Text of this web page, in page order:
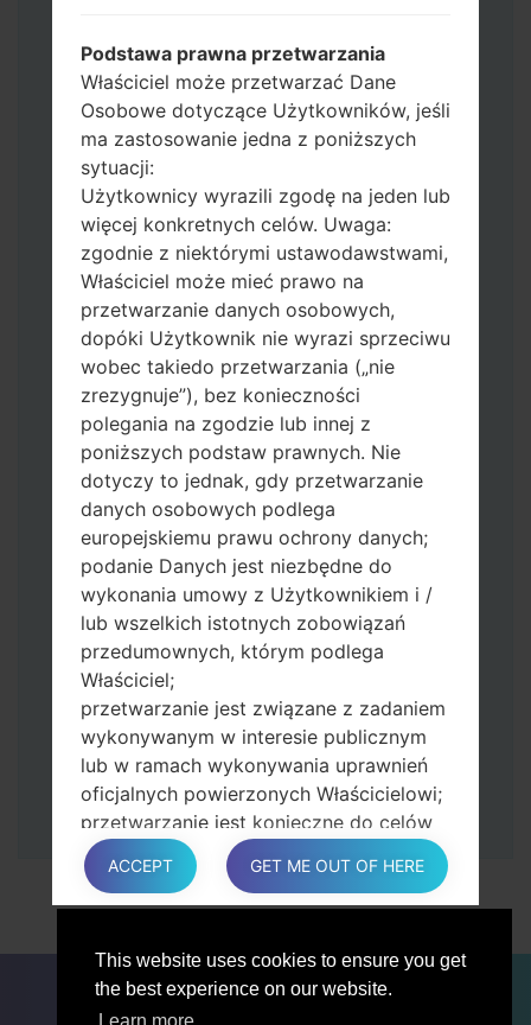
This website uses cookies to ensure you get
the best experience on our website.
zachować wszystkie swoje dane i aplikacje.
Teraz wyłącz swój telefon i przejdź do
trybu pobierania. Jak wykonać wszystkie
metody:
Naciśnij i przytrzymaj klawisz zasilania,
przycisk zwiększania głośności i klawisz
Bixby.
Naciśnij i przytrzymaj klawisze
zwiększania i zmniejszania głośności,
następnie podłącz kabel USB.
Naciśnij i przytrzymaj klawisz zasilania,
przycisk zmniejszania głośności i klawisz
strony domowej.
Podłącz kabel USB, a następnie naciśnij i
przytrzymaj przycisk Bixby i klawisz
zmniejszania głośności.
Naciśnij i przytrzymaj klawisz zasilania i
przycisk zwiększania głośności.
Następnie podłącz urządzenie do
komputera, Odin powinien wykryć
telefon, a na ekranie pojawi się numer
portu COM.
Podaj tylko czas przywracania ustawień
fabrycznych i automatycznego
ponownego uruchamiania.
Na koniec naciśnij klawisz Start. Twój
telefon uruchomi się ponownie i odłączy
się od komputera.
PORÓWNAJ
Podstawa prawna przetwarzania
Właściciel może przetwarzać Dane
Osobowe dotyczące Użytkowników, jeśli
ma zastosowanie jedna z poniższych
sytuacji:
Użytkownicy wyrazili zgodę na jeden lub
więcej konkretnych celów. Uwaga:
zgodnie z niektórymi ustawodawstwami,
Właściciel może mieć prawo na
przetwarzanie danych osobowych,
dopóki Użytkownik nie wyrazi sprzeciwu
wobec takiedo przetwarzania („nie
zrezygnuje”), bez konieczności
polegania na zgodzie lub innej z
poniższych podstaw prawnych. Nie
dotyczy to jednak, gdy przetwarzanie
danych osobowych podlega
europejskiemu prawu ochrony danych;
podanie Danych jest niezbędne do
wykonania umowy z Użytkownikiem i /
lub wszelkich istotnych zobowiązań
przedumownych, którym podlega
Właściciel;
przetwarzanie jest związane z zadaniem
wykonywanym w interesie publicznym
lub w ramach wykonywania uprawnień
oficjalnych powierzonych Właścicielowi;
przetwarzanie jest konieczne do celów
zgodnych z prawem interesów
prowadzonej przez właściciela lub
osobę trzecią.
przyjemnością pomoże wyjaśnić
konkretną podstawę prawną, która ma
ACCEPT GET ME OUT OF HERE